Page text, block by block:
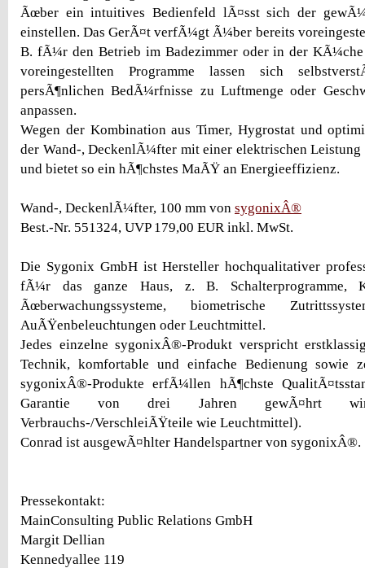
Ãœber ein intuitives Bedienfeld lÃ¤sst sich der
einstellen. Das GerÃ¤t verfÃ¼gt Ã¼ber bereits
B. fÃ¼r den Betrieb im Badezimmer oder in der
voreingestellten Programme lassen sich
persÃ¶nlichen BedÃ¼rfnisse zu Luftmenge oder
anpassen.
Wegen der Kombination aus Timer, Hygrostat und
der Wand-, DeckenlÃ¼fter mit einer elektrischen Leistung
und bietet so ein hÃ¶chstes MaÃŸ an Energieeffizienz.
Wand-, DeckenlÃ¼fter, 100 mm von sygonixÂ®
Best.-Nr. 551324, UVP 179,00 EUR inkl. MwSt.
Die Sygonix GmbH ist Hersteller hochqualitativer
fÃ¼r das ganze Haus, z. B. Schalterprogramme,
Ãœberwachungssysteme, biometrische
AuÃŸenbeleuchtungen oder Leuchtmittel.
Jedes einzelne sygonixÂ®-Produkt verspricht
Technik, komfortable und einfache Bedienung sowie
sygonixÂ®-Produkte erfÃ¼llen hÃ¶chste
Garantie von drei Jahren gewÃ¤hrt wird
Verbrauchs-/VerschleiÃŸteile wie Leuchtmittel).
Conrad ist ausgewÃ¤hlter Handelspartner von sygonixÂ®.
Pressekontakt:
MainConsulting Public Relations GmbH
Margit Dellian
Kennedyallee 119